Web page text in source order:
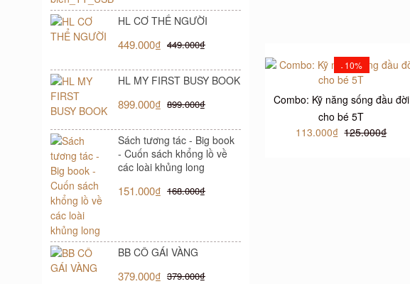
HL CƠ THỂ NGƯỜI
449.000₫ 449.000₫
HL MY FIRST BUSY BOOK
899.000₫ 899.000₫
Sách tương tác - Big book
- Cuốn sách khổng lồ về
các loài khủng long
151.000₫ 168.000₫
BB CÔ GÁI VÀNG
379.000₫ 379.000₫
-10%
Combo: Kỹ năng sống đầu đời
cho bé 5T
113.000₫ 125.000₫